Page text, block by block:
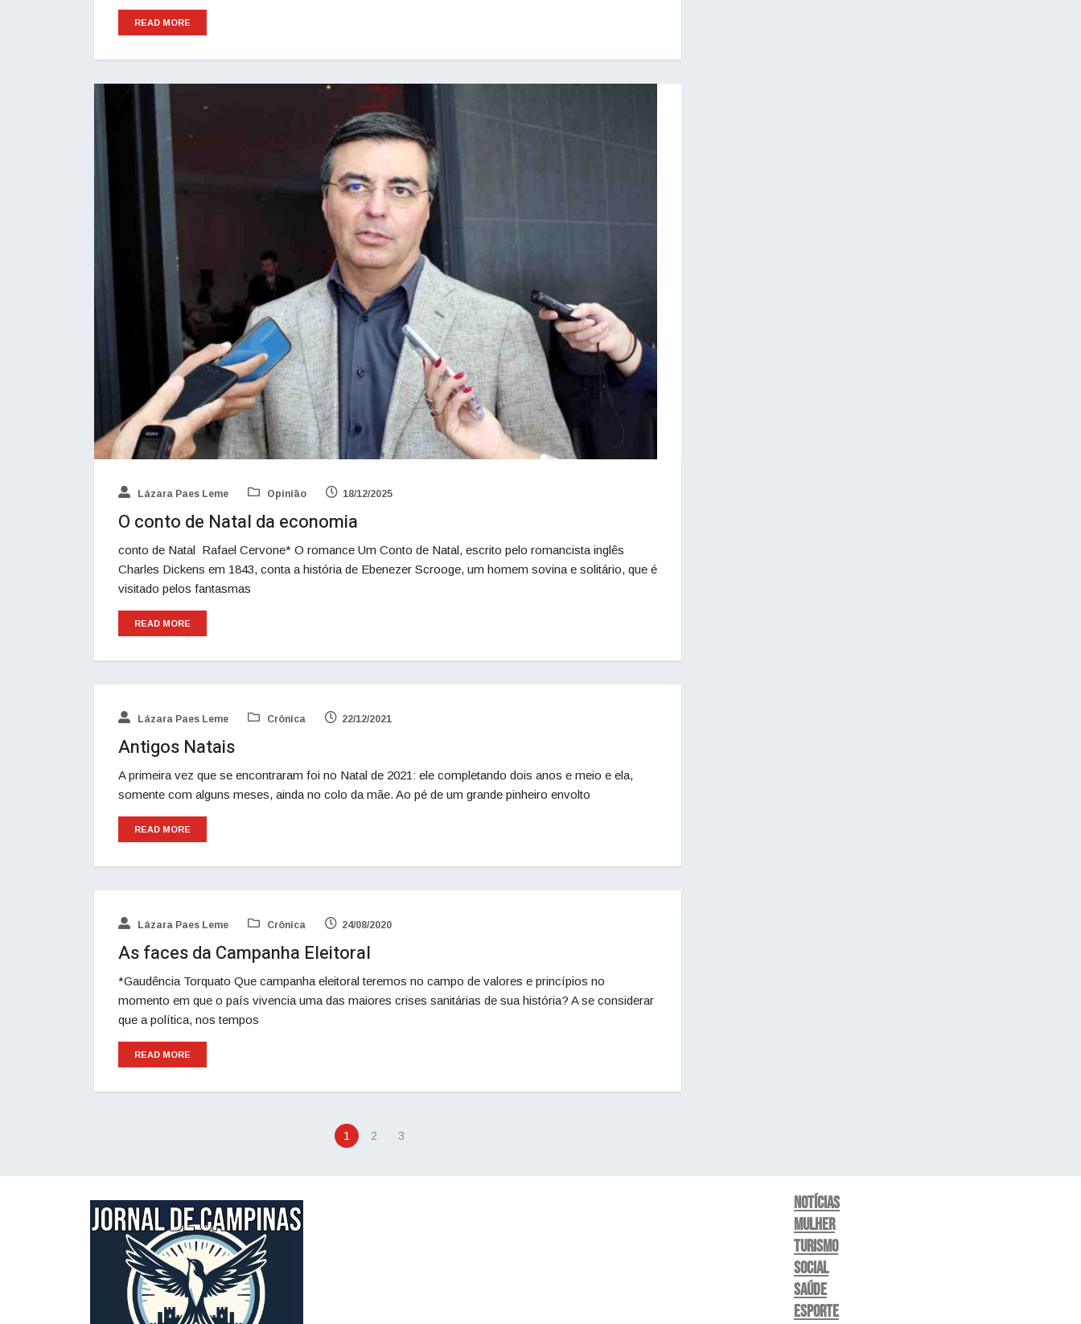
READ MORE
Lázara Paes Leme Opinião 18/12/2025
O conto de Natal da economia
conto de Natal Rafael Cervone* O romance Um Conto de Natal, escrito pelo romancista inglês
Charles Dickens em 1843, conta a história de Ebenezer Scrooge, um homem sovina e solitário, que é
visitado pelos fantasmas
READ MORE
Lázara Paes Leme Crônica 22/12/2021
Antigos Natais
A primeira vez que se encontraram foi no Natal de 2021: ele completando dois anos e meio e ela,
somente com alguns meses, ainda no colo da mãe. Ao pé de um grande pinheiro envolto
READ MORE
Lázara Paes Leme Crônica 24/08/2020
As faces da Campanha Eleitoral
*Gaudência Torquato Que campanha eleitoral teremos no campo de valores e princípios no
momento em que o país vivencia uma das maiores crises sanitárias de sua história? A se considerar
que a política, nos tempos
READ MORE
1 2 3
Notícias
Mulher
Turismo
Social
Saúde
Esporte